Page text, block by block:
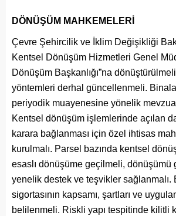
DÖNÜŞÜM MAHKEMELERİ
Çevre Şehircilik ve İklim Değişikliği
Kentsel Dönüşüm Hizmetleri Genel
Dönüşüm Başkanlığı”na
yöntemleri derhal güncellenmeli.
periyodik muayenesine yönelik
Kentsel dönüşüm işlemlerinde açılan
karara bağlanması için özel ihtisas
kurulmalı. Parsel bazında kentsel
esaslı dönüşüme geçilmeli, dönüşümü
yenelik destek ve teşvikler sağlanmalı.
sigortasının kapsamı, şartları ve
belilenmeli. Riskli yapı tespitinde kilitli